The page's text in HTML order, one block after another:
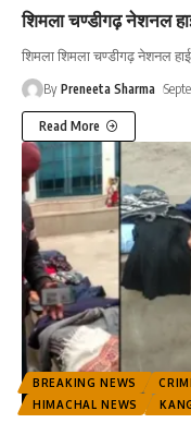
शिमला चण्डीगढ़ नेशनल
शिमला शिमला चण्डीगढ़ नेशनल
By Preneeta Sharma
Read More
BREAKING NEWS
HIMACHAL NEWS